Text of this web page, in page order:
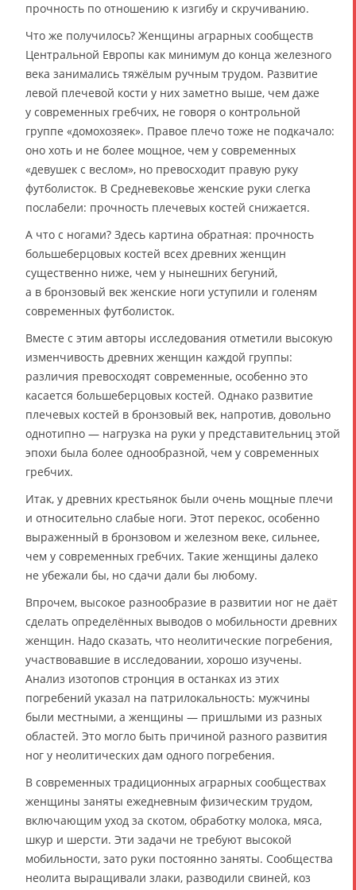
прочность по отношению к изгибу и скручиванию.
Что же получилось? Женщины аграрных сообществ
Центральной Европы как минимум до конца железного
века занимались тяжёлым ручным трудом. Развитие
левой плечевой кости у них заметно выше, чем даже
у современных гребчих, не говоря о контрольной
группе «домохозяек». Правое плечо тоже не подкачало:
оно хоть и не более мощное, чем у современных
«девушек с веслом», но превосходит правую руку
футболисток. В Средневековье женские руки слегка
послабели: прочность плечевых костей снижается.
А что с ногами? Здесь картина обратная: прочность
большеберцовых костей всех древних женщин
существенно ниже, чем у нынешних бегуний,
а в бронзовый век женские ноги уступили и голеням
современных футболисток.
Вместе с этим авторы исследования отметили высокую
изменчивость древних женщин каждой группы:
различия превосходят современные, особенно это
касается большеберцовых костей. Однако развитие
плечевых костей в бронзовый век, напротив, довольно
однотипно — нагрузка на руки у представительниц этой
эпохи была более однообразной, чем у современных
гребчих.
Итак, у древних крестьянок были очень мощные плечи
и относительно слабые ноги. Этот перекос, особенно
выраженный в бронзовом и железном веке, сильнее,
чем у современных гребчих. Такие женщины далеко
не убежали бы, но сдачи дали бы любому.
Впрочем, высокое разнообразие в развитии ног не даёт
сделать определённых выводов о мобильности древних
женщин. Надо сказать, что неолитические погребения,
участвовавшие в исследовании, хорошо изучены.
Анализ изотопов стронция в останках из этих
погребений указал на патрилокальность: мужчины
были местными, а женщины — пришлыми из разных
областей. Это могло быть причиной разного развития
ног у неолитических дам одного погребения.
В современных традиционных аграрных сообществах
женщины заняты ежедневным физическим трудом,
включающим уход за скотом, обработку молока, мяса,
шкур и шерсти. Эти задачи не требуют высокой
мобильности, зато руки постоянно заняты. Сообщества
неолита выращивали злаки, разводили свиней, коз